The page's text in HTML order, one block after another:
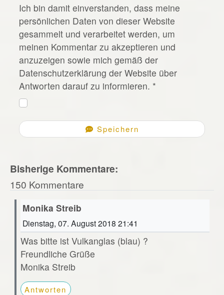
*
Ich bin damit einverstanden, dass meine
persönlichen Daten von dieser Website
gesammelt und verarbeitet werden, um
meinen Kommentar zu akzeptieren und
anzuzeigen sowie mich gemäß der
Datenschutzerklärung der Website über
Antworten darauf zu informieren. *
Speichern
Bisherige Kommentare:
150 Kommentare
Monika Streib
Dienstag, 07. August 2018 21:41
Was bitte ist Vulkanglas (blau) ?
Freundliche Grüße
Monika Streib
Antworten